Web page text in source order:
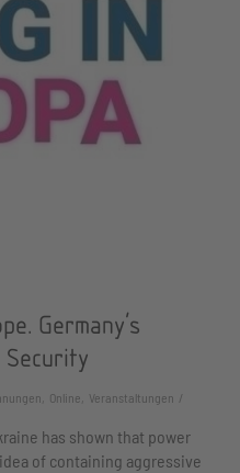
Germany's
Online, Veranstaltungen
has shown that power
of containing aggressive